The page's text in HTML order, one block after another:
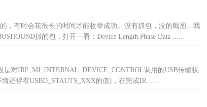
，有时会花很长的时间才能枚举成功。没有抓包，没的截图…我
抓的包，打开一看：Device Length Phase Data ......
对IRP_MJ_INTERNAL_DEVICE_CONTROL调用的USB传输状
还得看USBD_STAUTS_XXX的值)，在完成IR......